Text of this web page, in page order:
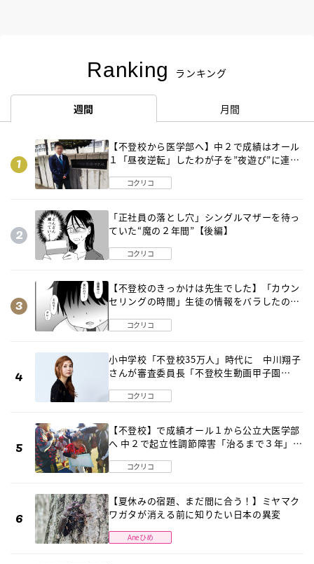
Ranking ランキング
週間 月間
【不登校から医学部へ】中２で成績はオール
１「昼夜逆転」したわが子を”夜遊び”に連れ
コクリコ
「正社員の落とし穴」シングルマザーを待っ
ていた“魔の２年間”【後編】
コクリコ
【不登校のきっかけは先生でした】「カウン
セリングの時間」生徒の情報をバラしたの
コクリコ
小中学校「不登校35万人」時代に 中川翔子
さんが審査委員長「不登校生動画甲子園
コクリコ
【不登校】で成績オール１から公立大医学部
へ 中２で起立性調節障害「治るまで３年」の
コクリコ
【夏休みの宿題、まだ間に合う！】ミヤマク
ワガタが消える前に知りたい日本の異変
Aneひめ